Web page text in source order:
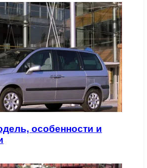
особенности и